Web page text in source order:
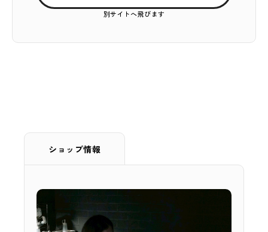
別サイトへ飛びます
ショップ情報